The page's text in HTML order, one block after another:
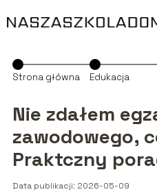
Strona główna Edukacja
Nie zdałem
zawodowego,
Praktczny
Data publikacji: 2026-05-09